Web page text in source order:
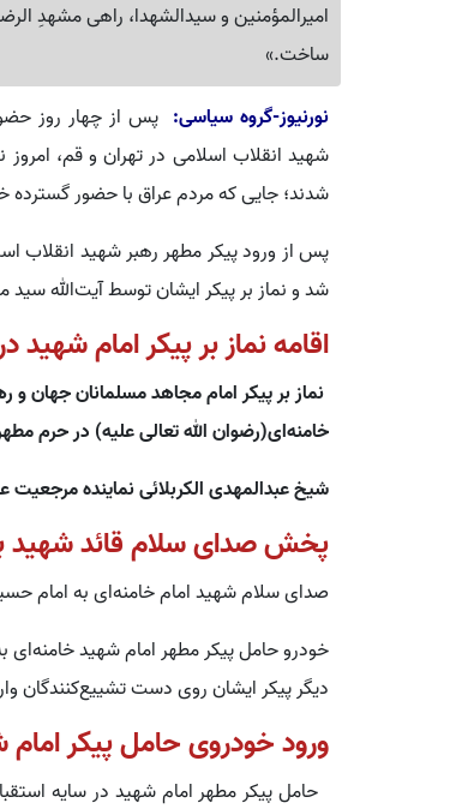
امیرالمؤمنین و سیدالشهدا، راهی مشهدِ
ساخت.»
نورنیوز-گروه سیاسی: پس از چهار روز
شهید انقلاب اسلامی در تهران و قم،
شدند؛ جایی که مردم عراق با حضور
پس از ورود پیکر مطهر رهبر شهید انقلاب
شد و نماز بر پیکر ایشان توسط آیت‌الله
اقامه نماز بر پیکر امام
نماز بر پیکر امام مجاهد مسلمانان
خامنه‌ای(رضوان الله تعالی علیه) در حرم
شیخ عبدالمهدی الکربلائی نماینده مرجعیت
پخش صدای سلام قائد شهید
صدای سلام شهید امام خامنه‌ای به
خودرو حامل پیکر مطهر امام شهید
دیگر پیکر ایشان روی دست تشییع‌کنندگان‌‌
ورود خودروی حامل پیکر
حامل پیکر مطهر امام شهید در سایه